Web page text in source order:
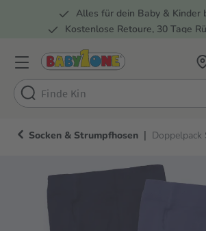
Zur Hauptnavigation springen
Alles für dein Baby & Kinder
Kostenlose Retoure, 30 Tage
Socken & Strumpfhosen |